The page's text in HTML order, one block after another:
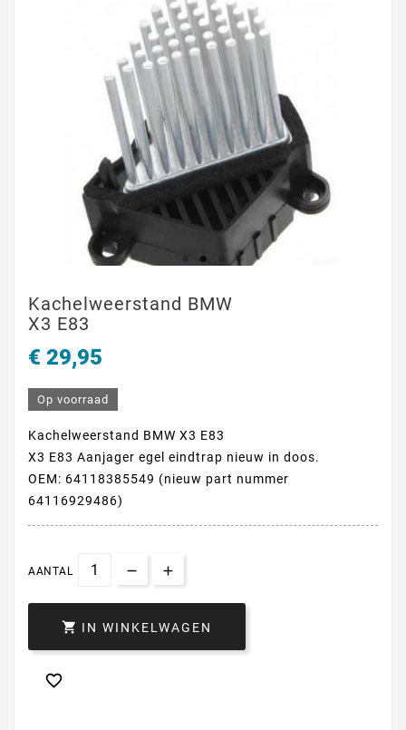
Kachelweerstand BMW
X3 E83
€ 29,95
Op voorraad
Kachelweerstand BMW X3 E83
X3 E83 Aanjager egel eindtrap nieuw in doos.
OEM: 64118385549 (nieuw part nummer
64116929486)
AANTAL
 IN WINKELWAGEN
